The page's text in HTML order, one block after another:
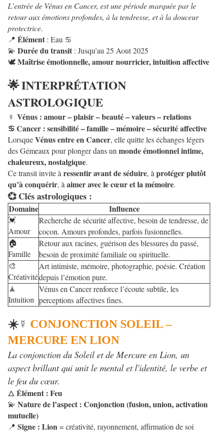
L’entrée de Vénus en Cancer, est une période marquée par le
retour aux émotions profondes, à la tendresse, et à la douceur
protectrice.
📍 Élément : Eau ♋
💫 Durée du transit : Jusqu'au 25 Aout 2025
🕊 Maîtrise émotionnelle, amour nourricier, intuition affective
🌟INTERPRÉTATION
ASTROLOGIQUE
♀ Vénus : amour – plaisir – beauté – valeurs – relations
♋ Cancer : sensibilité – famille – mémoire – sécurité affective
LorsqueVénus entre en Cancer, elle quitte les échanges légers
des Gémeaux pour plonger dans un monde émotionnel intime,
chaleureux, nostalgique.
Ce transit invite à ressentir avant de séduire, à protéger plutôt
qu’à conquérir, à aimer avec le cœur et la mémoire.
💞 Clés astrologiques :
Domaine Influence
💓
Amour
Recherche de sécurité affective, besoin de tendresse, de
cocon. Amours profondes, parfois fusionnelles.
🏠
Famille
Retour aux racines, guérison des blessures du passé,
besoin de proximité familiale ou spirituelle.
🎨
Créativité
Art intimiste, mémoire, photographie, poésie. Création
depuis l’émotion pure.
🧘
Intuition
Vénus en Cancer renforce l’écoute subtile, les
perceptions affectives fines.
☀️☿ CONJONCTION SOLEIL –
MERCURE EN LION
La conjonction du Soleil et de Mercure en Lion, un
aspect brillant qui unit le mental et l'identité, le verbe et
le feu du cœur.
🜂 Élément : Feu
💫 Nature de l’aspect : Conjonction (fusion, union, activation
mutuelle)
📍 Signe : Lion= créativité, rayonnement, affirmation de soi